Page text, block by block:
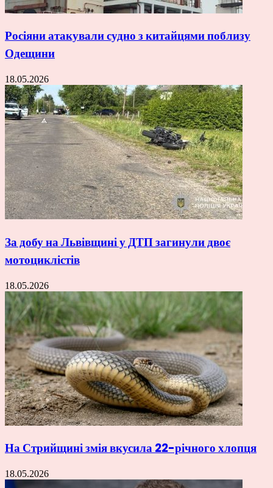
Росіяни атакували судно з китайцями поблизу
Одещини
18.05.2026
За добу на Львівщині у ДТП загинули двоє
мотоциклістів
18.05.2026
На Стрийщині змія вкусила 22-річного хлопця
18.05.2026